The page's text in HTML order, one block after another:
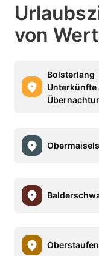
von
Bolsterlang
Unterkünfte
Oberstaufen